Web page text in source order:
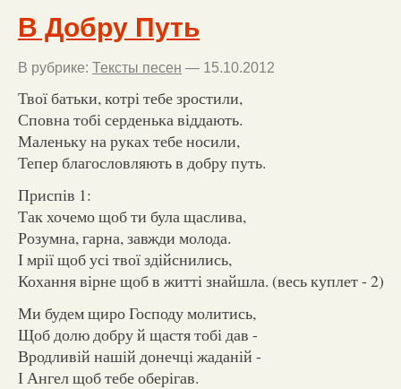
В Добру Путь
В рубрике: Тексты песен — 15.10.2012
Твої батьки, котрі тебе зростили,
Сповна тобі серденька віддають.
Маленьку на руках тебе носили,
Тепер благословляють в добру путь.
Приспів 1:
Так хочемо щоб ти була щаслива,
Розумна, гарна, завжди молода.
І мрії щоб усі твої здійснились,
Кохання вірне щоб в житті знайшла. (весь куплет - 2)
Ми будем щиро Господу молитись,
Щоб долю добру й щастя тобі дав -
Вродливій нашій донечці жаданій -
І Ангел щоб тебе оберігав.